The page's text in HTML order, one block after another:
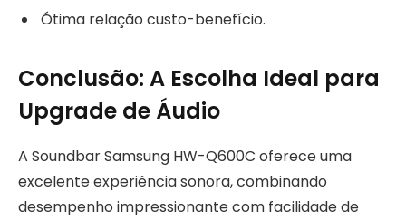
Ótima relação custo-benefício.
Conclusão: A Escolha Ideal para
Upgrade de Áudio
A Soundbar Samsung HW-Q600C oferece uma
excelente experiência sonora, combinando
desempenho impressionante com facilidade de